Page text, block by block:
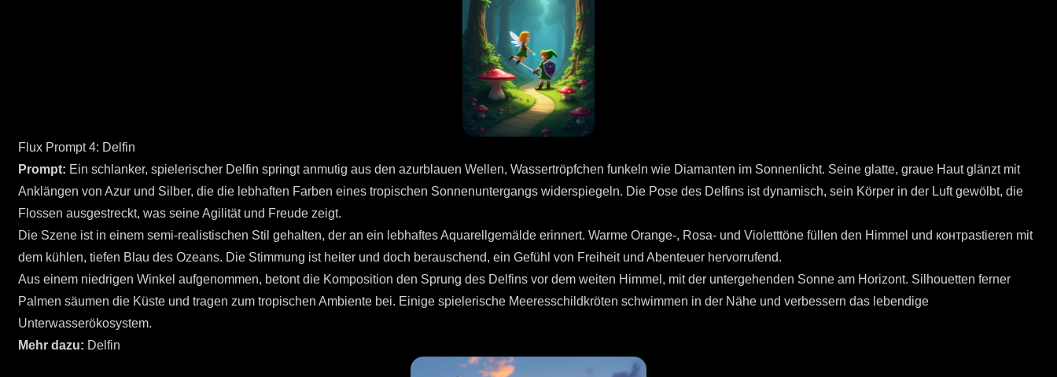
Flux Prompt 4: Delfin
Prompt: Ein schlanker, spielerischer Delfin springt anmutig aus den azurblauen Wellen, Wassertröpfchen funkeln wie Diamanten im Sonnenlicht. Seine glatte, graue Haut glänzt mit
Anklängen von Azur und Silber, die die lebhaften Farben eines tropischen Sonnenuntergangs widerspiegeln. Die Pose des Delfins ist dynamisch, sein Körper in der Luft gewölbt, die
Flossen ausgestreckt, was seine Agilität und Freude zeigt.
Die Szene ist in einem semi-realistischen Stil gehalten, der an ein lebhaftes Aquarellgemälde erinnert. Warme Orange-, Rosa- und Violetttöne füllen den Himmel und контраstieren mit
dem kühlen, tiefen Blau des Ozeans. Die Stimmung ist heiter und doch berauschend, ein Gefühl von Freiheit und Abenteuer hervorrufend.
Aus einem niedrigen Winkel aufgenommen, betont die Komposition den Sprung des Delfins vor dem weiten Himmel, mit der untergehenden Sonne am Horizont. Silhouetten ferner
Palmen säumen die Küste und tragen zum tropischen Ambiente bei. Einige spielerische Meeresschildkröten schwimmen in der Nähe und verbessern das lebendige
Unterwasserökosystem.
Mehr dazu: Delfin